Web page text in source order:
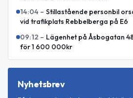
14:04 – Stillastående personbil
vid trafikplats Rebbelberga på E6
09:12 – Lägenhet på Åsbogatan
för 1 600 000kr
Nyhetsbrev